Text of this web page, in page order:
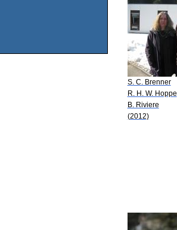
S. C. Brenner
R. H. W. Hoppe
B. Riviere
(2012)